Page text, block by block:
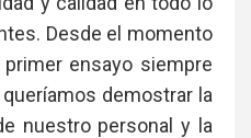
Desde el momento
ensayo siempre
demostrar la
nuestro personal y la